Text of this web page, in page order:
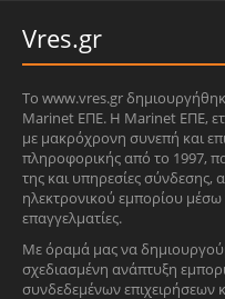
Vres.gr
Το www.vres.gr
Marinet ΕΠΕ. Η Marinet ΕΠΕ,
με μακρόχρονη συνεπή και
πληροφορικής από το 1997,
της και υπηρεσίες σύνδεσης,
ηλεκτρονικού εμπορίου μέσω
επαγγελματίες.
Με όραμά μας να
σχεδιασμένη ανάπτυξη
συνδεδεμένων